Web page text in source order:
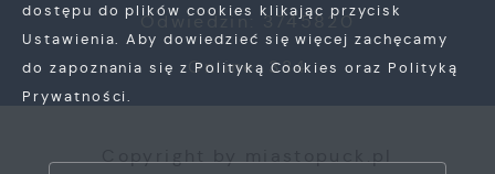
Odwiedzin: 3745820
Online: 334
dostępu do plików cookies klikając przycisk
Ustawienia. Aby dowiedzieć się więcej zachęcamy
do zapoznania się z Polityką Cookies oraz Polityką
Prywatności.